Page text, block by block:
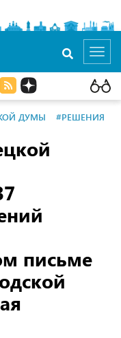
ДУМЫ
#РЕШЕНИЯ
письме